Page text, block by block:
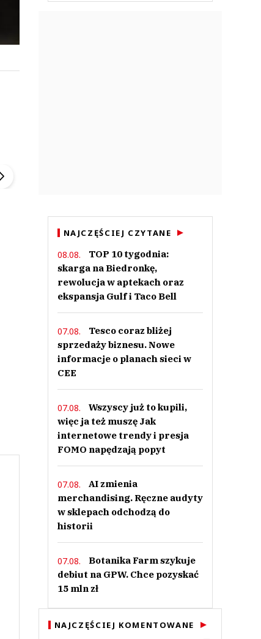
NAJCZĘŚCIEJ CZYTANE
08.08.
TOP 10 tygodnia:
skarga na Biedronkę,
rewolucja w aptekach oraz
ekspansja Gulf i Taco Bell
07.08.
Tesco coraz bliżej
sprzedaży biznesu. Nowe
informacje o planach sieci w
CEE
07.08.
Wszyscy już to kupili,
więc ja też muszę Jak
internetowe trendy i presja
FOMO napędzają popyt
07.08.
AI zmienia
merchandising. Ręczne audyty
w sklepach odchodzą do
historii
07.08.
Botanika Farm szykuje
debiut na GPW. Chce pozyskać
15 mln zł
NAJCZĘŚCIEJ KOMENTOWANE